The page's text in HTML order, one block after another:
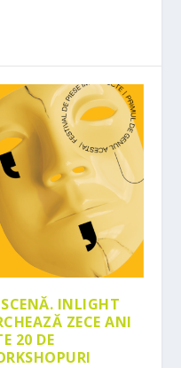
INLIGHT
ZECE ANI
20 DE